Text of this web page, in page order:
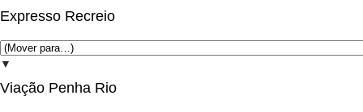
Expresso Recreio
▼
Viação Penha Rio